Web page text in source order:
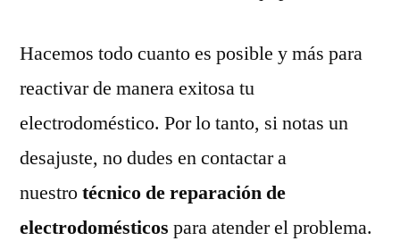
Hacemos todo cuanto es posible y más para
reactivar de manera exitosa tu
electrodoméstico. Por lo tanto, si notas un
desajuste, no dudes en contactar a
nuestrotécnico de reparación de
electrodomésticos para atender el problema.